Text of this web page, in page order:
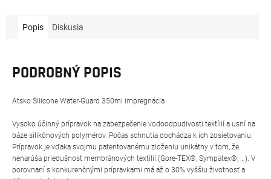
Popis Diskusia
PODROBNÝ POPIS
Atsko Silicone Water-Guard 350ml impregnácia
Vysoko účinný prípravok na zabezpečenie vodoodpudivosti textílií a usní na
báze silikónových polymérov. Počas schnutia dochádza k ich zosieťovaniu.
Prípravok je vďaka svojmu patentovanému zloženiu unikátny v tom, že
nenarúša priedušnosť membránových textílií (Gore-TEX®, Sympatex®, …). V
porovnaní s konkurenčnými prípravkami má až o 30% vyššiu životnosť a